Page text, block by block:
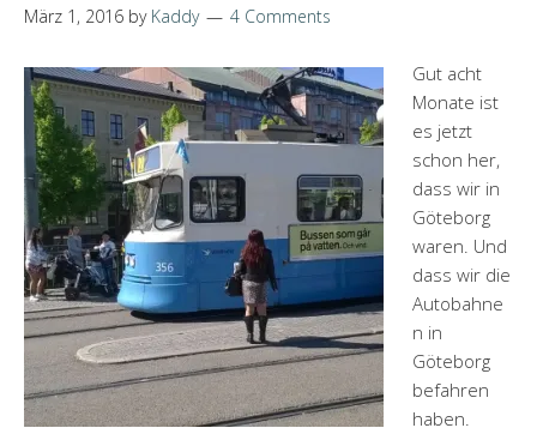
März 1, 2016 by Kaddy 4 Comments
Gut acht
Monate ist
es jetzt
schon her,
dass wir in
Göteborg
waren. Und
dass wir die
Autobahne
n in
Göteborg
befahren
haben.